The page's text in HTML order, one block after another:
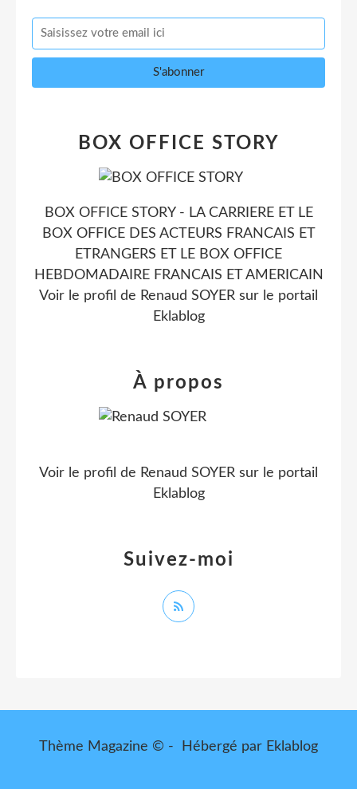
BOX OFFICE STORY
BOX OFFICE STORY - LA CARRIERE ET LE
BOX OFFICE DES ACTEURS FRANCAIS ET
ETRANGERS ET LE BOX OFFICE
HEBDOMADAIRE FRANCAIS ET AMERICAIN
Voir le profil de Renaud SOYER sur le portail
Eklablog
Suivez-moi
À propos
Voir le profil de Renaud SOYER sur le portail
Eklablog
Thème Magazine © - Hébergé par Eklablog